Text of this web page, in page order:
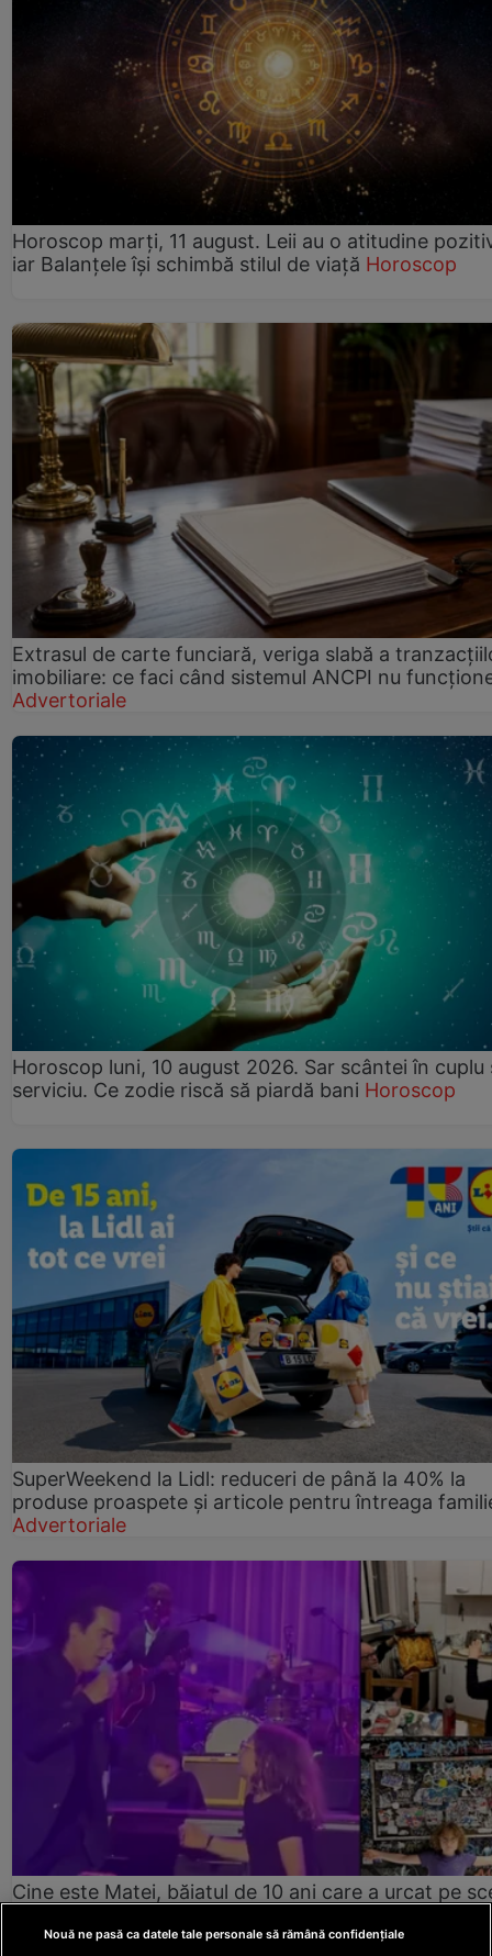
Horoscop marți, 11 august. Leii au o atitudine
iar Balanțele își schimbă stilul de viață Horoscop
Extrasul de carte funciară, veriga slabă a
imobiliare: ce faci când sistemul ANCPI nu
Advertoriale
Horoscop luni, 10 august 2026. Sar scântei în cuplu
serviciu. Ce zodie riscă să piardă bani Horoscop
SuperWeekend la Lidl: reduceri de până la 40% la
produse proaspete și articole pentru întreaga
Advertoriale
Cine este Matei, băiatul de 10 ani care a urcat pe
pe zi” actualitate.net
Nouă ne pasă ca datele tale personale să rămână confidențiale